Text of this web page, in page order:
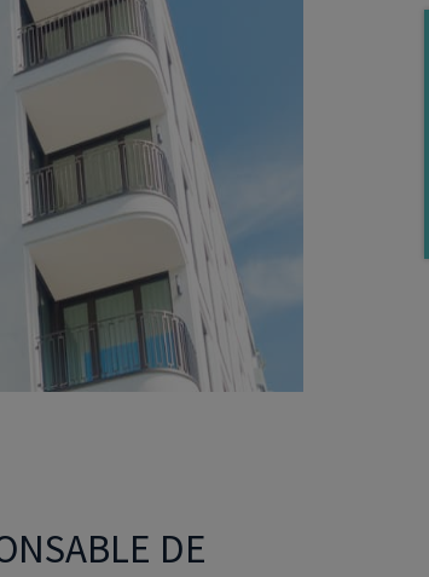
locatif
DE